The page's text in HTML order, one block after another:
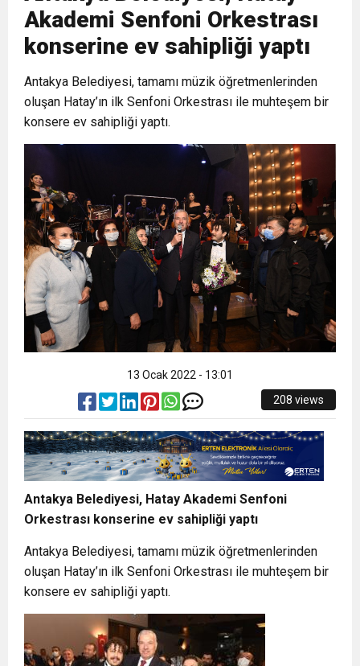
ve Onur Nişanesidir
CUMHURİYET BAYRAMI MESAJI
17:36 KURUMLAR VERGİSİ ERTELENDİ
1:00 İTSO İŞ-KUR SGK TOPLANTI
21:40 CEYLANDERE’DE BAŞKAN EMRAH
18:22
GÖNÜLLERE DOKUNAN ZİYARET
Akademi Senfoni Orkestrası
konserine ev sahipliği yaptı
Antakya Belediyesi, tamamı müzik öğretmenlerinden
oluşan Hatay’ın ilk Senfoni Orkestrası ile muhteşem bir
konsere ev sahipliği yaptı.
13 Ocak 2022 - 13:01
208 views
Antakya Belediyesi, Hatay Akademi Senfoni
Orkestrası konserine ev sahipliği yaptı
Antakya Belediyesi, tamamı müzik öğretmenlerinden
oluşan Hatay’ın ilk Senfoni Orkestrası ile muhteşem bir
konsere ev sahipliği yaptı.